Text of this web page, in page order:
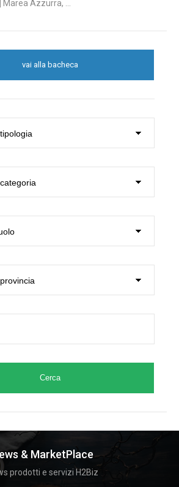
Marea Azzurra, ...
vai alla bacheca
Cerca
& MarketPlace
prodotti e servizi H2Biz